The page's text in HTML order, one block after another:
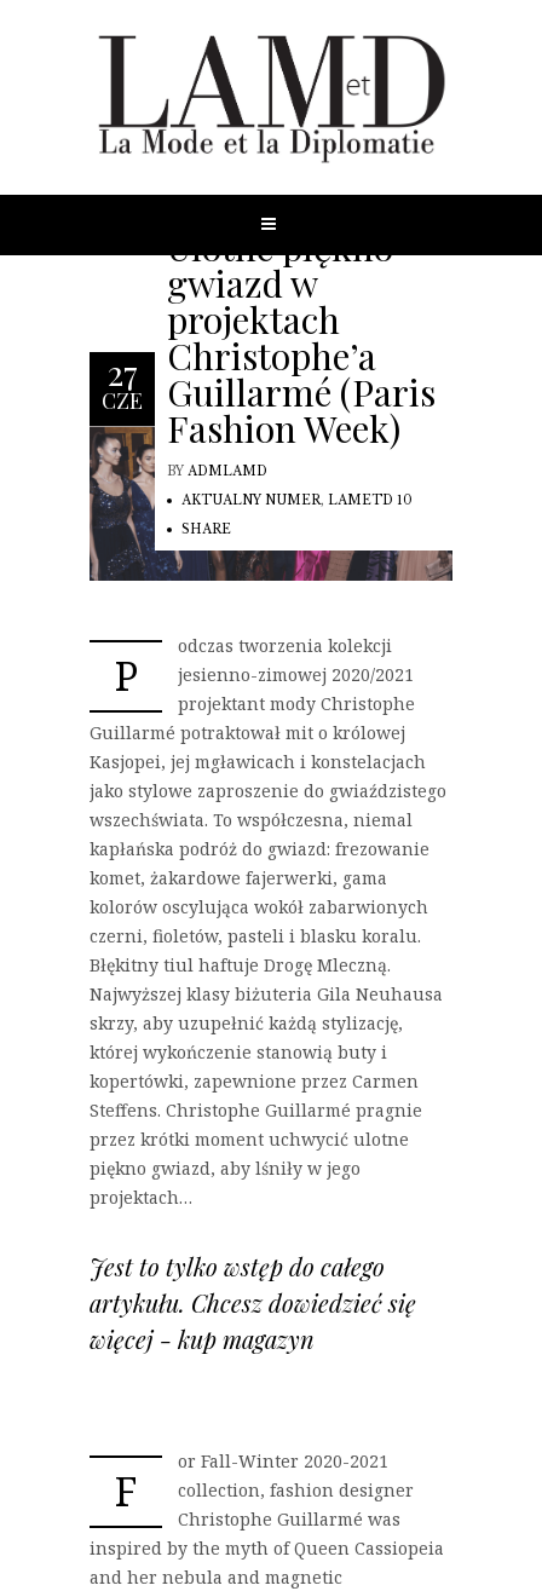
27
CZE
Ulotne piękno
gwiazd w
projektach
Christophe’a
Guillarmé (Paris
Fashion Week)
BY ADMLAMD
AKTUALNY NUMER, LAMETD 10
SHARE
P
odczas tworzenia kolekcji
jesienno-zimowej 2020/2021
projektant mody Christophe
Guillarmé potraktował mit o królowej
Kasjopei, jej mgławicach i konstelacjach
jako stylowe zaproszenie do gwiaździstego
wszechświata. To współczesna, niemal
kapłańska podróż do gwiazd: frezowanie
komet, żakardowe fajerwerki, gama
kolorów oscylująca wokół zabarwionych
czerni, fioletów, pasteli i blasku koralu.
Błękitny tiul haftuje Drogę Mleczną.
Najwyższej klasy biżuteria Gila Neuhausa
skrzy, aby uzupełnić każdą stylizację,
której wykończenie stanowią buty i
kopertówki, zapewnione przez Carmen
Steffens. Christophe Guillarmé pragnie
przez krótki moment uchwycić ulotne
piękno gwiazd, aby lśniły w jego
projektach…
Jest to tylko wstęp do całego
artykułu. Chcesz dowiedzieć się
więcej - kup magazyn
F
or Fall-Winter 2020-2021
collection, fashion designer
Christophe Guillarmé was
inspired by the myth of Queen Cassiopeia
and her nebula and magnetic